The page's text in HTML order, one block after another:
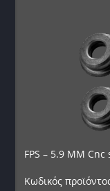
FPS – 5.9 MM
Κωδικός